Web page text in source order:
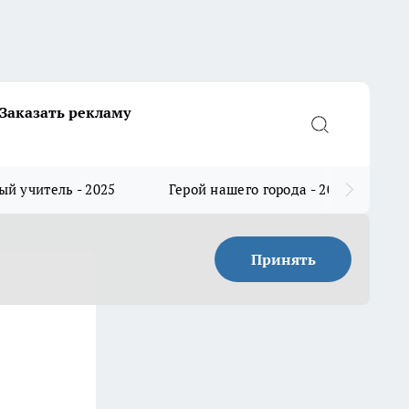
Заказать рекламу
учитель - 2025 Герой нашего города - 2025
Принять